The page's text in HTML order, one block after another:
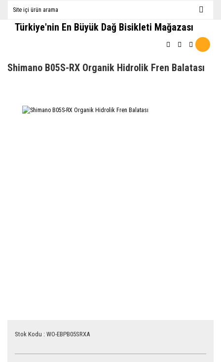
Türkiye'nin En Büyük Dağ Bisikleti Mağazası
Shimano B05S-RX Organik Hidrolik Fren Balatası
Stok Kodu : WO-EBPB05SRXA